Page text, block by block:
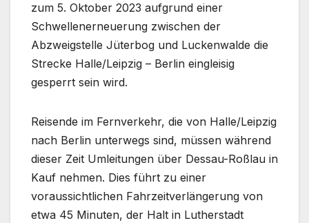
zum 5. Oktober 2023 aufgrund einer
Schwellenerneuerung zwischen der
Abzweigstelle Jüterbog und Luckenwalde die
Strecke Halle/Leipzig – Berlin eingleisig
gesperrt sein wird.
Reisende im Fernverkehr, die von Halle/Leipzig
nach Berlin unterwegs sind, müssen während
dieser Zeit Umleitungen über Dessau-Roßlau in
Kauf nehmen. Dies führt zu einer
voraussichtlichen Fahrzeitverlängerung von
etwa 45 Minuten, der Halt in Lutherstadt